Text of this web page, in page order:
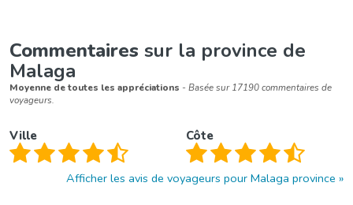
Commentaires sur la province de
Malaga
Moyenne de toutes les appréciations - Basée sur 17190 commentaires de
voyageurs.
Ville Côte
Afficher les avis de voyageurs pour Malaga province